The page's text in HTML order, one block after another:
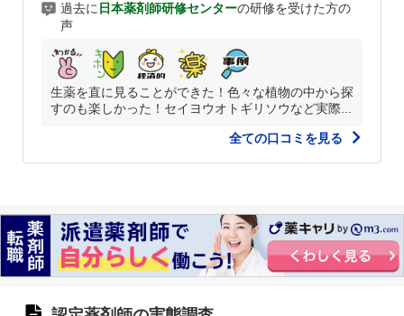
過去に 日本薬剤師研修センターの研修を受けた方の
声
生薬を直に見ることができた！色々な植物の中から探
すのも楽しかった！セイヨウオトギリソウなど実際...
全ての口コミを見る